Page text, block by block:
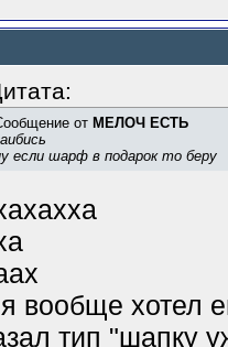
от МЕЛОЧ ЕСТЬ
если шарф в подарок то беру
вообще хотел
тип "шапку